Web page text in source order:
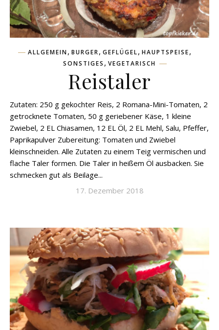
ALLGEMEIN, BURGER, GEFLÜGEL, HAUPTSPEISE,
SONSTIGES , VEGETARISCH
Reistaler
Zutaten: 250 g gekochter Reis, 2 Romana-Mini-Tomaten, 2
getrocknete Tomaten, 50 g geriebener Käse, 1 kleine
Zwiebel, 2 EL Chiasamen, 12 EL Öl, 2 EL Mehl, Salu, Pfeffer,
Paprikapulver Zubereitung: Tomaten und Zwiebel
kleinschneiden. Alle Zutaten zu einem Teig vermischen und
flache Taler formen. Die Taler in heißem Öl ausbacken. Sie
schmecken gut als Beilage...
17. Dezember 2018